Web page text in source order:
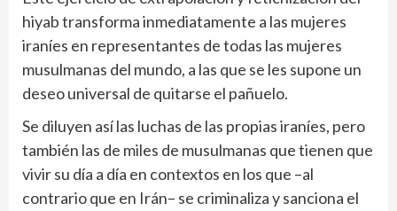
hiyab transforma inmediatamente a las mujeres
iraníes en representantes de todas las mujeres
musulmanas del mundo, a las que se les supone un
deseo universal de quitarse el pañuelo.
Se diluyen así las luchas de las propias iraníes, pero
también las de miles de musulmanas que tienen que
vivir su día a día en contextos en los que –al
contrario que en Irán– se criminaliza y sanciona el